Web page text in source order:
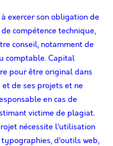
à exercer son obligation de
compétence technique,
conseil, notamment de
comptable. Capital
pour être original dans
de ses projets et ne
en cas de
victime de plagiat.
nécessite l’utilisation
d’outils web,